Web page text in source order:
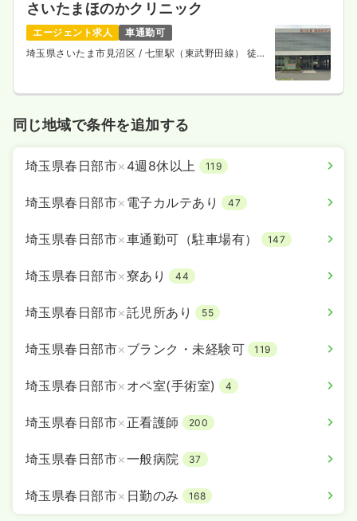
検診・健診保健師 一般病院
※経験8年の例
日祝休み
4週8休以上 担当業務未経験可
気になる 詳細を見る
さいたまほのかクリニック
エージェント求人
車通勤可
埼玉県さいたま市見沼区 / 七里駅（東武野田線） 徒歩
同じ地域で条件を追加する
埼玉県春日部市× 4週8休以上 119
埼玉県春日部市× 電子カルテあり 47
埼玉県春日部市×車通勤可（駐車場有） 147
埼玉県春日部市×寮あり 44
埼玉県春日部市×託児所あり 55
埼玉県春日部市× ブランク・未経験可 119
埼玉県春日部市× オペ室(手術室) 4
埼玉県春日部市× 正看護師 200
埼玉県春日部市×一般病院 37
埼玉県春日部市× 日勤のみ 168